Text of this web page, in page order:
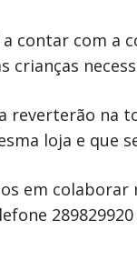
contar com a
reverterão
loja e
em